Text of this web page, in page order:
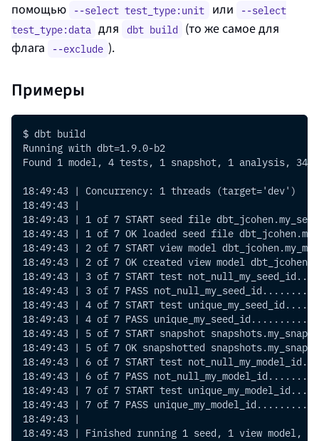
помощью --select test_type:unit или
--select
test_type:data для dbt build (то же самое для
флага
--exclude ).
Примеры
$ dbt build
Running with dbt=1.9.0-b2
Found 1 model, 4 tests, 1 snapshot, 1 analysis,
18:49:43 | Concurrency: 1 threads (target='dev')
18:49:43 |
18:49:43 | 1 of 7 START seed file
18:49:43 | 1 of 7 OK loaded seed file
18:49:43 | 2 of 7 START view model
18:49:43 | 2 of 7 OK created view model
18:49:43 | 3 of 7 START test
18:49:43 | 3 of 7 PASS
18:49:43 | 4 of 7 START test
18:49:43 | 4 of 7 PASS
18:49:43 | 5 of 7 START snapshot
18:49:43 | 5 of 7 OK snapshotted
18:49:43 | 6 of 7 START test
18:49:43 | 6 of 7 PASS
18:49:43 | 7 of 7 START test
18:49:43 | 7 of 7 PASS
18:49:43 |
18:49:43 | Finished running 1 seed, 1 view model,